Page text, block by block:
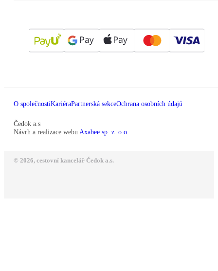
O společnostiKariéraPartnerská sekceOchrana osobních údajů
Čedok a.s
Návrh a realizace webu Axabee sp. z. o.o.
© 2026, cestovní kancelář Čedok a.s.